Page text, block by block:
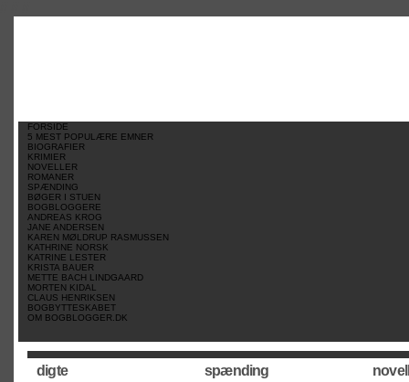
FORSIDE
5 MEST POPULÆRE EMNER
BIOGRAFIER
KRIMIER
NOVELLER
ROMANER
SPÆNDING
BØGER I STUEN
BOGBLOGGERE
ANDREAS KROG
JANE ANDERSEN
KAREN MØLDRUP RASMUSSEN
KATHRINE NORSK
KATRINE LESTER
KRISTA BAUER
METTE BACH LINDGAARD
MORTEN KIDAL
CLAUS HENRIKSEN
BOGBYTTESKABET
OM BOGBLOGGER.DK
digte spænding